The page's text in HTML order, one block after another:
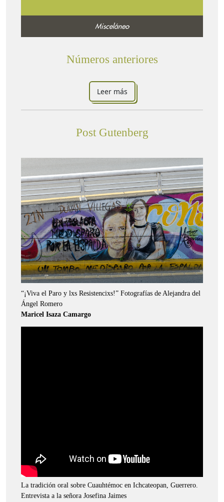
Números anteriores
Leer más
Post Gutenberg
“¡Viva el Paro y lxs Resistencixs!” Fotografías de Alejandra del
Ángel Romero
Maricel Isaza Camargo
La tradición oral sobre Cuauhtémoc en Ichcateopan, Guerrero.
Entrevista a la señora Josefina Jaimes